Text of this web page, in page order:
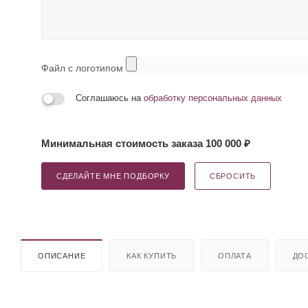
Файл с логотипом
Соглашаюсь на обработку персональных данных
Минимальная стоимость заказа 100 000 ₽
СДЕЛАЙТЕ МНЕ ПОДБОРКУ СБРОСИТЬ
ОПИСАНИЕ КАК КУПИТЬ ОПЛАТА